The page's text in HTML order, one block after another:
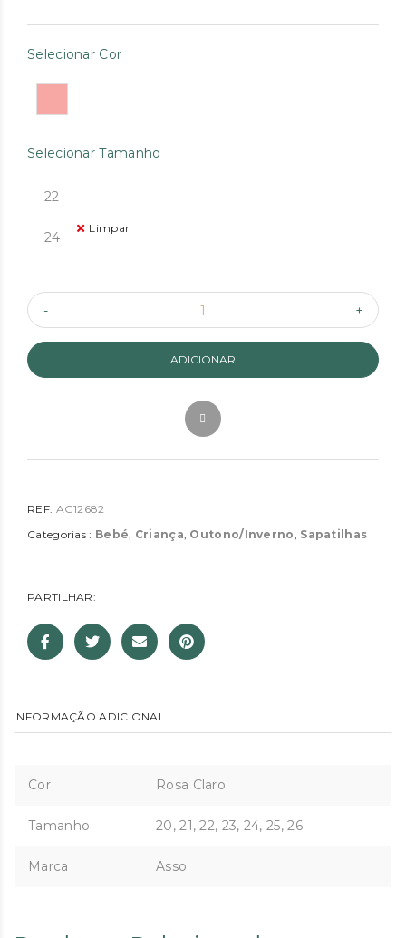
Selecionar Cor
Selecionar Tamanho
22
24
Limpar
ADICIONAR
REF: AG12682
Categorias : Bebé, Criança, Outono/Inverno, Sapatilhas
PARTILHAR:
INFORMAÇÃO ADICIONAL
Cor Rosa Claro
Tamanho 20, 21, 22, 23, 24, 25, 26
Marca Asso